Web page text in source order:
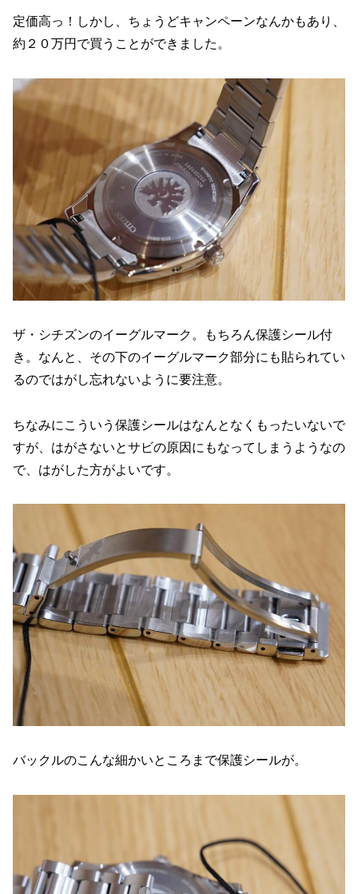
定価高っ！しかし、ちょうどキャンペーンなんかもあり、
約２０万円で買うことができました。
ザ・シチズンのイーグルマーク。もちろん保護シール付
き。なんと、その下のイーグルマーク部分にも貼られてい
るのではがし忘れないように要注意。
ちなみにこういう保護シールはなんとなくもったいないで
すが、はがさないとサビの原因にもなってしまうようなの
で、はがした方がよいです。
バックルのこんな細かいところまで保護シールが。